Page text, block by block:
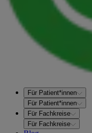
Für Patient*innen
Für Patient*innen
Für Fachkreise
Für Fachkreise